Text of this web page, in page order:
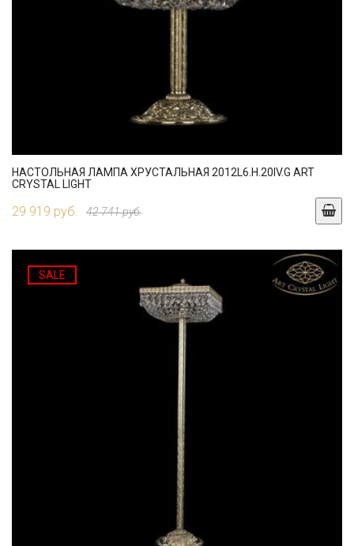
НАСТОЛЬНАЯ ЛАМПА ХРУСТАЛЬНАЯ 2012L6.H.20IV.G ART
CRYSTAL LIGHT
29 919 руб. 42 741 руб.
SALE